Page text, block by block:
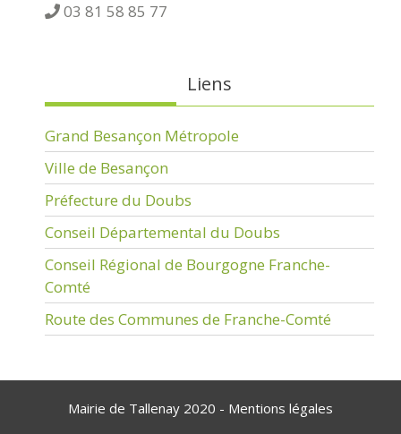
03 81 58 85 77
Liens
Grand Besançon Métropole
Ville de Besançon
Préfecture du Doubs
Conseil Départemental du Doubs
Conseil Régional de Bourgogne Franche-
Comté
Route des Communes de Franche-Comté
Mairie de Tallenay 2020 - Mentions légales